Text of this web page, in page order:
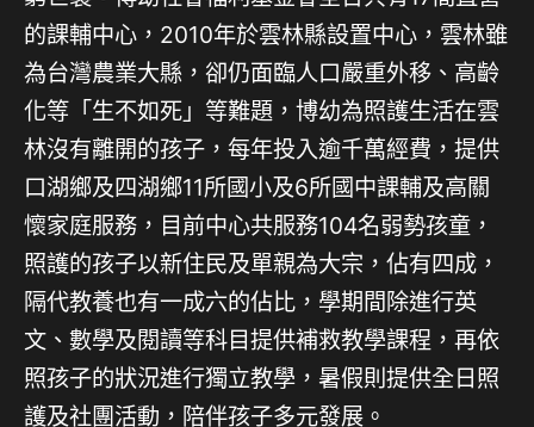
的課輔中心，2010年於雲林縣設置中心，雲林雖
為台灣農業大縣，卻仍面臨人口嚴重外移、高齡
化等「生不如死」等難題，博幼為照護生活在雲
林沒有離開的孩子，每年投入逾千萬經費，提供
口湖鄉及四湖鄉11所國小及6所國中課輔及高關
懷家庭服務，目前中心共服務104名弱勢孩童，
照護的孩子以新住民及單親為大宗，佔有四成，
隔代教養也有一成六的佔比，學期間除進行英
文、數學及閱讀等科目提供補救教學課程，再依
照孩子的狀況進行獨立教學，暑假則提供全日照
護及社團活動，陪伴孩子多元發展。